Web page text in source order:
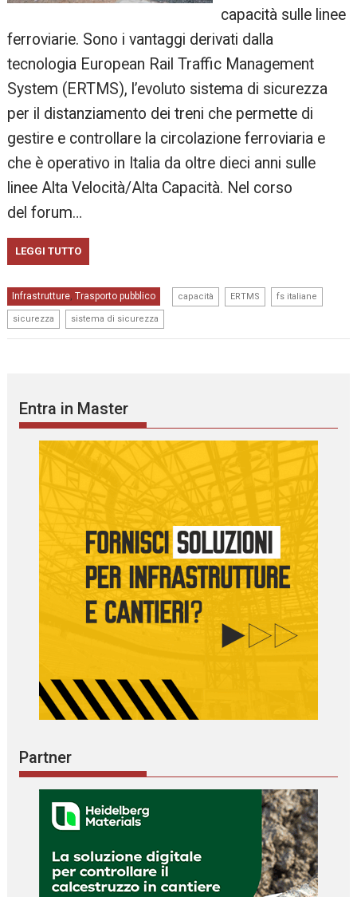
capacità sulle linee
ferroviarie. Sono i vantaggi derivati dalla
tecnologia European Rail Traffic Management
System (ERTMS), l’evoluto sistema di sicurezza
per il distanziamento dei treni che permette di
gestire e controllare la circolazione ferroviaria e
che è operativo in Italia da oltre dieci anni sulle
linee Alta Velocità/Alta Capacità. Nel corso
del forum…
LEGGI TUTTO
Infrastrutture,Trasporto pubblico capacità ERTMS fs italiane
sicurezza sistema di sicurezza
Entra in Master
Partner